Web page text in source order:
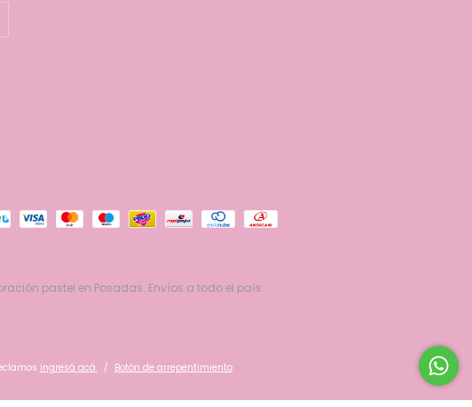
pastel en Posadas. Envíos a todo el país.
ingresá acá. / Botón de arrepentimiento